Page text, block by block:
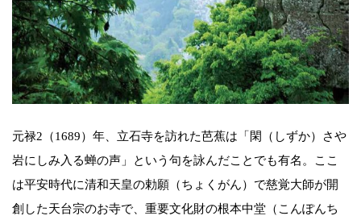
元禄2（1689）年、立石寺を訪れた芭蕉は「閑（しずか）さや
岩にしみ入る蝉の声」という句を詠んだことでも有名。ここ
は平安時代に清和天皇の勅願（ちょくがん）で慈覚大師が開
創した天台宗のお寺で、重要文化財の根本中堂（こんぽんち